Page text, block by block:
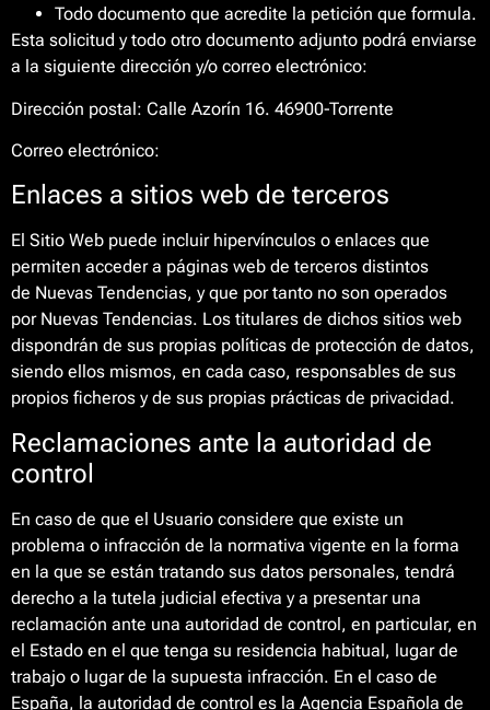
Todo documento que acredite la petición que formula.
Esta solicitud y todo otro documento adjunto podrá enviarse
a la siguiente dirección y/o correo electrónico:
Dirección postal: Calle Azorín 16. 46900-Torrente
Correo electrónico:
Enlaces a sitios web de terceros
El Sitio Web puede incluir hipervínculos o enlaces que
permiten acceder a páginas web de terceros distintos
de Nuevas Tendencias, y que por tanto no son operados
por Nuevas Tendencias. Los titulares de dichos sitios web
dispondrán de sus propias políticas de protección de datos,
siendo ellos mismos, en cada caso, responsables de sus
propios ficheros y de sus propias prácticas de privacidad.
Reclamaciones ante la autoridad de
control
En caso de que el Usuario considere que existe un
problema o infracción de la normativa vigente en la forma
en la que se están tratando sus datos personales, tendrá
derecho a la tutela judicial efectiva y a presentar una
reclamación ante una autoridad de control, en particular, en
el Estado en el que tenga su residencia habitual, lugar de
trabajo o lugar de la supuesta infracción. En el caso de
España, la autoridad de control es la Agencia Española de